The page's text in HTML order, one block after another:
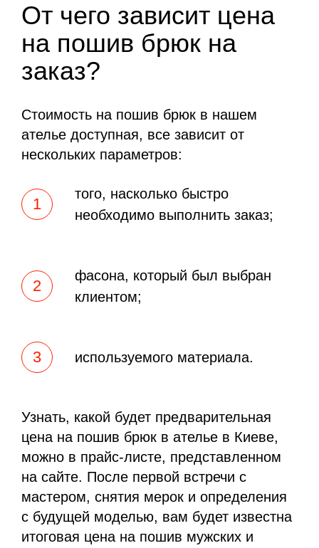
От чего зависит цена
на пошив брюк на
заказ?
Стоимость на пошив брюк в нашем
ателье доступная, все зависит от
нескольких параметров:
того, насколько быстро
необходимо выполнить заказ;
фасона, который был выбран
клиентом;
используемого материала.
Узнать, какой будет предварительная
цена на пошив брюк в ателье в Киеве,
можно в прайс-листе, представленном
на сайте. После первой встречи с
мастером, снятия мерок и определения
с будущей моделью, вам будет известна
итоговая цена на пошив мужских и